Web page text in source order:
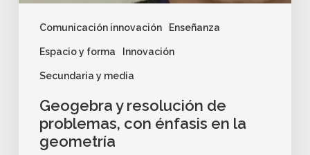
Comunicación innovación Enseñanza
Espacio y forma Innovación
Secundaria y media
Geogebra y resolución de
problemas, con énfasis en la
geometría